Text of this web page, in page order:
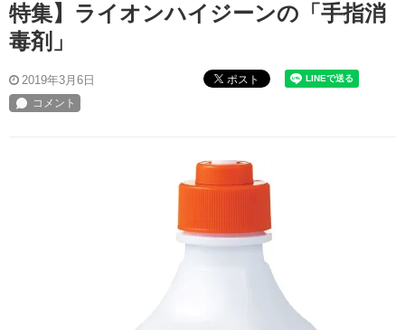
特集】ライオンハイジーンの「手指消
毒剤」
2019年3月6日 ポスト